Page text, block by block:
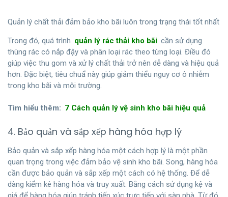
Quản lý chất thải đảm bảo kho bãi luôn trong trạng thái tốt nhất
Trong đó, quá trình quản lý rác thải kho bãi cần sử dụng
thùng rác có nắp đậy và phân loại rác theo từng loại. Điều đó
giúp việc thu gom và xử lý chất thải trở nên dễ dàng và hiệu quả
hơn. Đặc biệt, tiêu chuẩ này giúp giảm thiểu nguy cơ ô nhiễm
trong kho bãi và môi trường.
Tìm hiểu thêm: 7 Cách quản lý vệ sinh kho bãi hiệu quả
4. Bảo quản và sắp xếp hàng hóa hợp lý
Bảo quản và sắp xếp hàng hóa một cách hợp lý là một phần
quan trọng trong việc đảm bảo vệ sinh kho bãi. Song, hàng hóa
cần được bảo quản và sắp xếp một cách có hệ thống. Để dễ
dàng kiểm kê hàng hóa và truy xuất. Bằng cách sử dụng kệ và